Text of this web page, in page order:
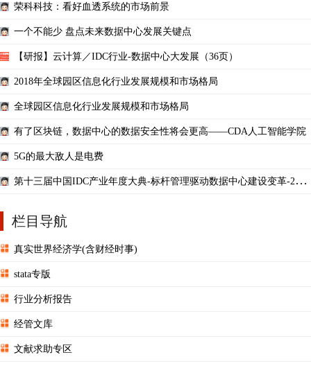
荣科科技：看好血透系统的市场前景
一个不能少 盘点未来数据中心发展关键点
【研报】云计算／IDC行业-数据中心大发展（36页）
2018年全球园区信息化行业发展规模和市场格局
全球园区信息化行业发展规模和市场格局
有了区块链，数据中心的数据安全性将会更高——CDA人工智能学院
5G的最大敌人是电费
第十三届中国IDC产业年度大典-标杆管理驱动数据中心建设变革-201
栏目导航
真实世界经济学(含财经时事)
stata专版
行业分析报告
经管文库
文献求助专区